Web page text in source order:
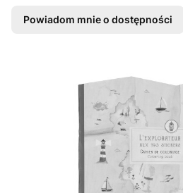
Powiadom mnie o dostępności